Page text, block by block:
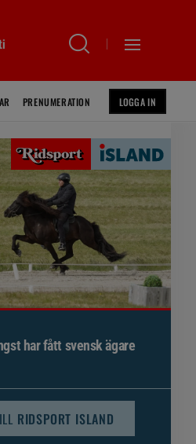
PRENUMERATION LOGGA IN
stöd för förändringar i
RIDSPORT ISLAND